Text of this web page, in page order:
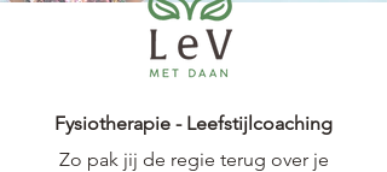
​Fysiotherapie - Leefstijlcoaching
Zo pak jij de regie terug over je